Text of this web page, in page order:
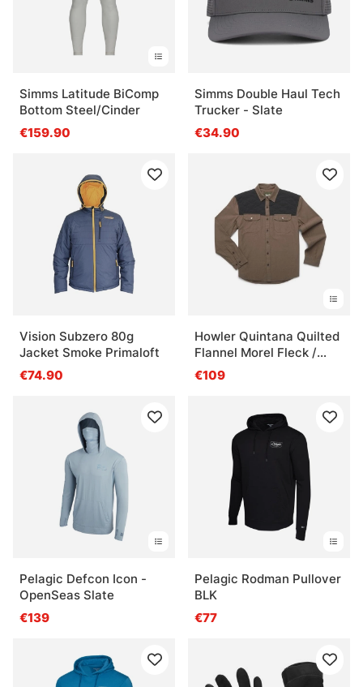
Simms Latitude BiComp
Bottom Steel/Cinder
€159.90
Simms Double Haul Tech
Trucker - Slate
€34.90
Vision Subzero 80g
Jacket Smoke Primaloft
€74.90
Howler Quintana Quilted
Flannel Morel Fleck /
Antique Black
€109
Pelagic Defcon Icon -
OpenSeas Slate
€139
Pelagic Rodman Pullover
BLK
€77